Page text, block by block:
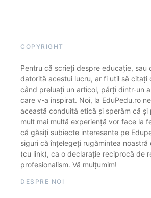
COPYRIGHT
Pentru că scrieți despre educație, sau
datorită acestui lucru, ar fi util să citați
când preluați un articol, părți dintr-un
care v-a inspirat. Noi, la EduPedu.ro
această conduită etică și sperăm că și
mult mai multă experiență vor face la
că găsiți subiecte interesante pe
siguri că înțelegeți rugămintea noastră
(cu link), ca o declarație reciprocă de
profesionalism. Vă mulțumim!
DESPRE NOI